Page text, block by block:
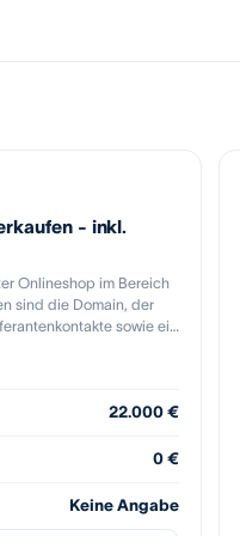
- inkl.
Onlineshop im Bereich
sind die Domain, der
sowie ein
in rund 23
für den Verkauf über
des
Der Shop ist
22.000 €
0 €
Keine Angabe